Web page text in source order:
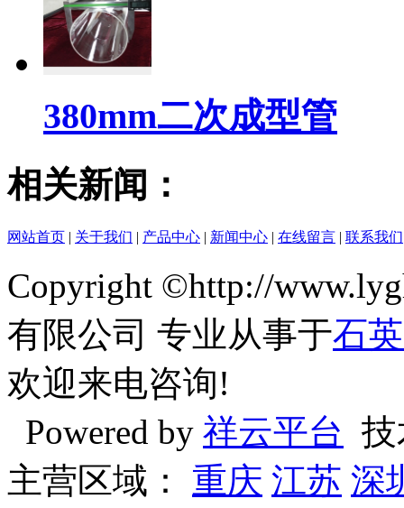
380mm二次成型管
相关新闻：
网站首页 | 关于我们 | 产品中心 | 新闻中心 | 在线留言 | 联系我们
Copyright ©http://
有限公司 专业从事于石
欢迎来电咨询!
Powered by 祥云平台
主营区域： 重庆 江苏 深